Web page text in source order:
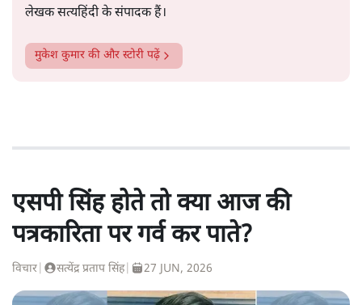
लेखक सत्यहिंदी के संपादक हैं।
मुकेश कुमार की और स्टोरी पढ़ें
एसपी सिंह होते तो क्या आज की
पत्रकारिता पर गर्व कर पाते?
विचार सत्येंद्र प्रताप सिंह| 27 JUN, 2026